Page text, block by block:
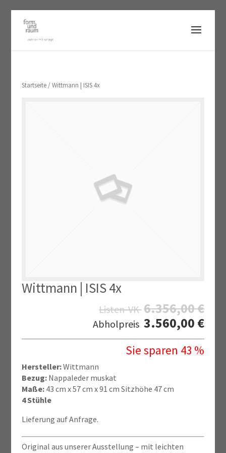
Startseite/ Wittmann | ISIS 4x
Wittmann | ISIS 4x
Listen-VK 6.356,00€
Abholpreis 3.560,00 €
Sie sparen 43 %
Hersteller:Wittmann
Bezug: Nappaleder muskat
Maße:43 cm x 57 cm x 91 cm Sitzhöhe 47 cm
4 Stühle
Lieferung auf Anfrage.
Original aus unserer Ausstellung – mit leichten